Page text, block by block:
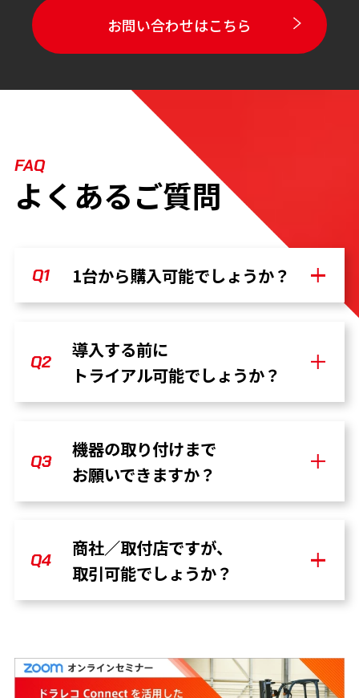
お問い合わせはこちら
FAQ
よくあるご質問
Q1 1台から購入可能でしょうか？
Q2
導入する前に
トライアル可能でしょうか？
アルをご案内できる場合がございます。
お気軽にご連絡ください。
Q3
機器の取り付けまで
お願いできますか？
A
け対応が可能です。
ぜひご相談ください。
Q4
商社／取付店ですが、
取引可能でしょうか？
詳細はお問い合わせください。